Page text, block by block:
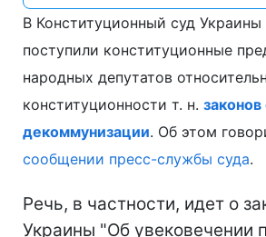
В Конституционный суд
поступили конституционные
народных депутатов
конституционности т. н. законов
декоммунизации. Об этом
сообщении пресс-службы суда.
Речь, в частности, идет о
Украины "Об увековечении